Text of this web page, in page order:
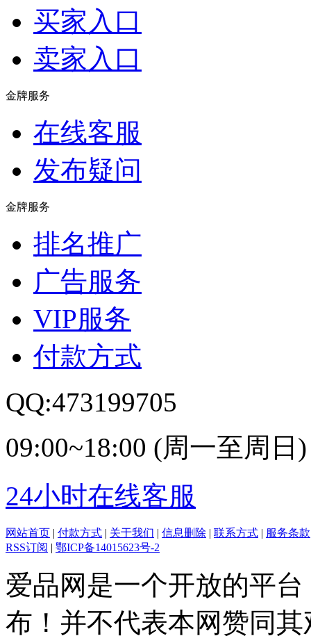
买家入口
卖家入口
金牌服务
在线客服
发布疑问
金牌服务
排名推广
广告服务
VIP服务
付款方式
QQ:473199705
09:00~18:00 (周一至周日)
24小时在线客服
网站首页 | 付款方式 | 关于我们 | 信息删除 | 联系方式 | 服务条款
RSS订阅 | 鄂ICP备14015623号-2
爱品网是一个开放的平
布！并不代表本网赞同